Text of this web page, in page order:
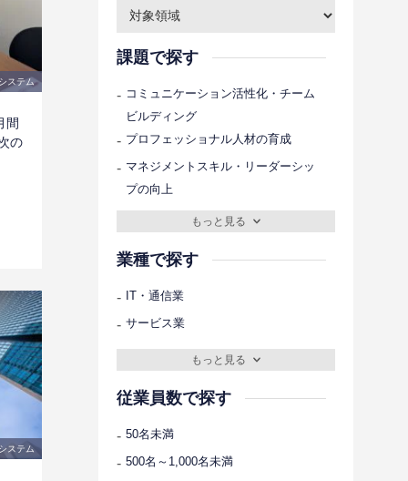
課題で探す
- コミュニケーション活性化・チーム
ビルディング
- プロフェッショナル人材の育成
- マネジメントスキル・リーダーシッ
プの向上
もっと見る
業種で探す
- IT・通信業
- サービス業
もっと見る
従業員数で探す
- 50名未満
- 500名～1,000名未満
ステム
間
の
ステム